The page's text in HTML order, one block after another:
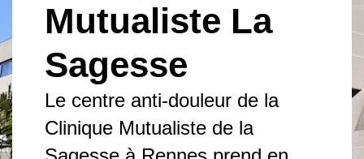
Mutualiste La
Sagesse
Le centre anti-douleur de la
Clinique Mutualiste de la